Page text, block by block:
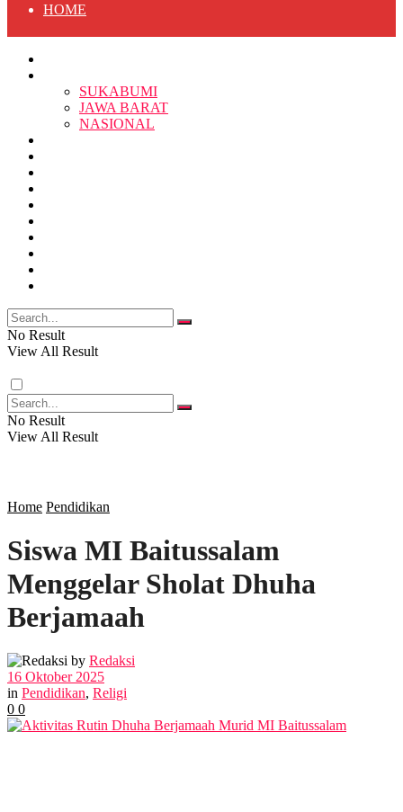
HOME
SUKABUMI
PENDIDIKAN
SOSOK
POLITIK
EKBIS
OPINI
SUKABUMI
JAWA BARAT
NASIONAL
No Result
View All Result
No Result
View All Result
Home Pendidikan
Siswa MI Baitussalam
Menggelar Sholat Dhuha
Berjamaah
by Redaksi
16 Oktober 2025
in Pendidikan, Religi
0 0